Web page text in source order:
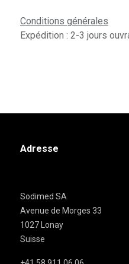
Conditions générales
Expédition : 2-3 jours
Adresse
Sodimed SA
Avenue de Morges 33
1027 Lonay
Suisse